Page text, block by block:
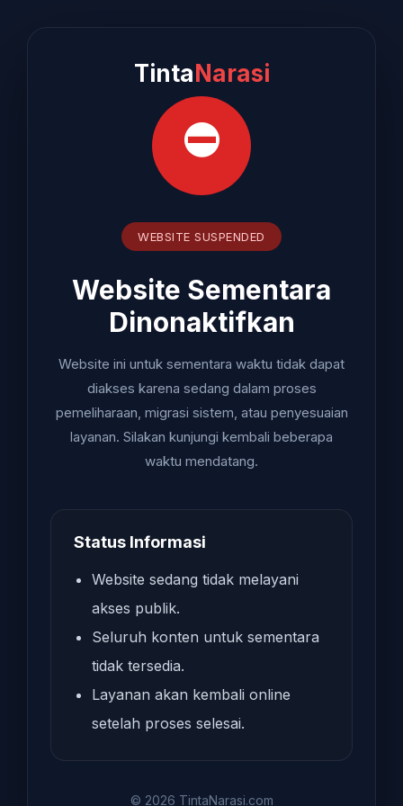
TintaNarasi
⛔
WEBSITE SUSPENDED
Website Sementara
Dinonaktifkan
Website ini untuk sementara waktu tidak dapat
diakses karena sedang dalam proses
pemeliharaan, migrasi sistem, atau penyesuaian
layanan. Silakan kunjungi kembali beberapa
waktu mendatang.
Status Informasi
Website sedang tidak melayani
akses publik.
Seluruh konten untuk sementara
tidak tersedia.
Layanan akan kembali online
setelah proses selesai.
© 2026 TintaNarasi.com